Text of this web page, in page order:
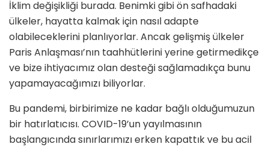
İklim değişikliği burada. Benimki gibi ön safhadaki
ülkeler, hayatta kalmak için nasıl adapte
olabileceklerini planlıyorlar. Ancak gelişmiş ülkeler
Paris Anlaşması’nın taahhütlerini yerine getirmedikçe
ve bize ihtiyacımız olan desteği sağlamadıkça bunu
yapamayacağımızı biliyorlar.
Bu pandemi, birbirimize ne kadar bağlı olduğumuzun
bir hatırlatıcısı. COVID-19’un yayılmasının
başlangıcında sınırlarımızı erken kapattık ve bu acil